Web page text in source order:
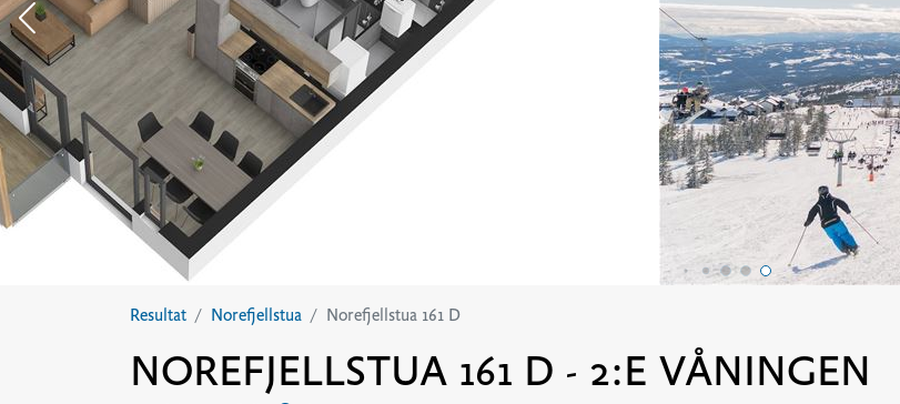
Resultat Norefjellstua Norefjellstua 161 D
NOREFJELLSTUA 161 D - 2:E VÅNINGEN